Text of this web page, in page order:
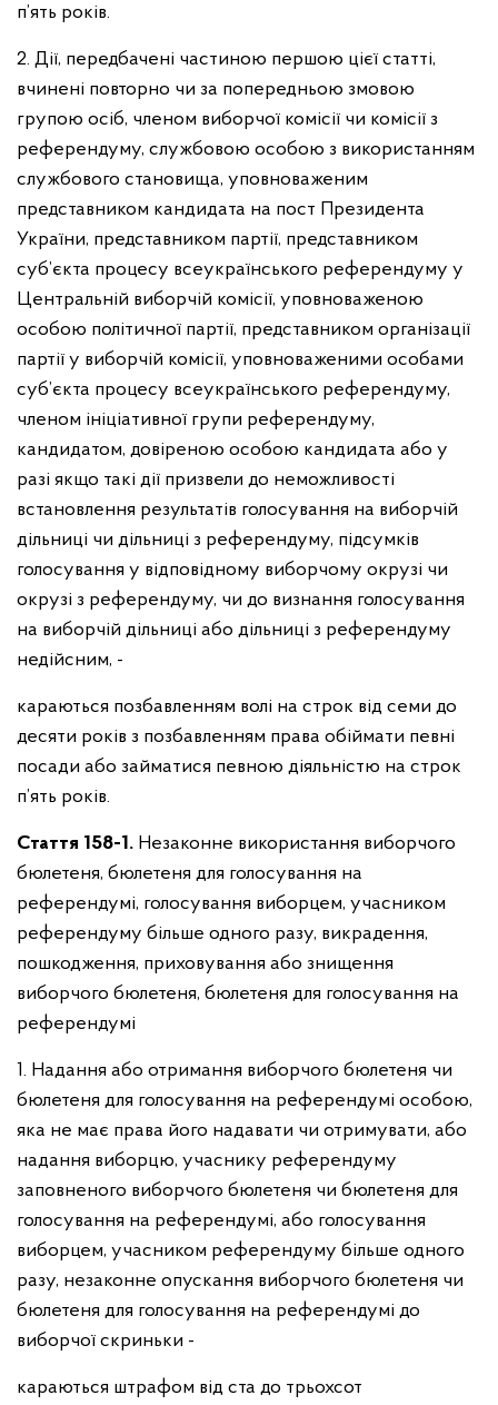
п’ять років.
2. Дії, передбачені частиною першою цієї статті,
вчинені повторно чи за попередньою змовою
групою осіб, членом виборчої комісії чи комісії з
референдуму, службовою особою з використанням
службового становища, уповноваженим
представником кандидата на пост Президента
України, представником партії, представником
суб’єкта процесу всеукраїнського референдуму у
Центральній виборчій комісії, уповноваженою
особою політичної партії, представником організації
партії у виборчій комісії, уповноваженими особами
суб’єкта процесу всеукраїнського референдуму,
членом ініціативної групи референдуму,
кандидатом, довіреною особою кандидата або у
разі якщо такі дії призвели до неможливості
встановлення результатів голосування на виборчій
дільниці чи дільниці з референдуму, підсумків
голосування у відповідному виборчому окрузі чи
окрузі з референдуму, чи до визнання голосування
на виборчій дільниці або дільниці з референдуму
недійсним, -
караються позбавленням волі на строк від семи до
десяти років з позбавленням права обіймати певні
посади або займатися певною діяльністю на строк
п’ять років.
Стаття 158-1. Незаконне використання виборчого
бюлетеня, бюлетеня для голосування на
референдумі, голосування виборцем, учасником
референдуму більше одного разу, викрадення,
пошкодження, приховування або знищення
виборчого бюлетеня, бюлетеня для голосування на
референдумі
1. Надання або отримання виборчого бюлетеня чи
бюлетеня для голосування на референдумі особою,
яка не має права його надавати чи отримувати, або
надання виборцю, учаснику референдуму
заповненого виборчого бюлетеня чи бюлетеня для
голосування на референдумі, або голосування
виборцем, учасником референдуму більше одного
разу, незаконне опускання виборчого бюлетеня чи
бюлетеня для голосування на референдумі до
виборчої скриньки -
караються штрафом від ста до трьохсот